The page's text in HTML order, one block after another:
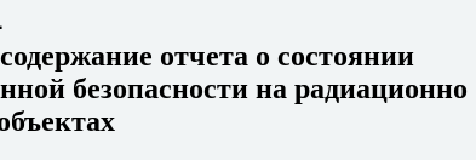
отчета о состоянии
безопасности на радиационно